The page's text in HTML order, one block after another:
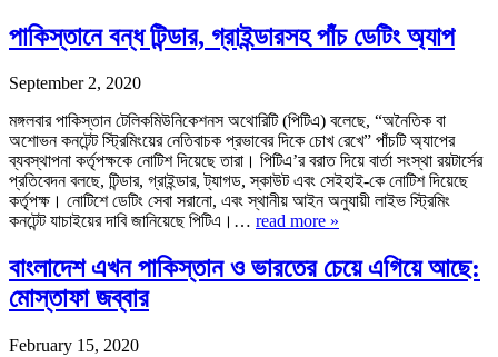
পাকিস্তানে বন্ধ টিন্ডার, গ্রাইন্ডারসহ পাঁচ ডেটিং অ্যাপ
September 2, 2020
মঙ্গলবার পাকিস্তান টেলিকমিউনিকেশনস অথোরিটি (পিটিএ) বলেছে, “অনৈতিক বা
অশোভন কনটেন্ট স্ট্রিমিংয়ের নেতিবাচক প্রভাবের দিকে চোখ রেখে” পাঁচটি অ্যাপের
ব্যবস্থাপনা কর্তৃপক্ষকে নোটিশ দিয়েছে তারা। পিটিএ’র বরাত দিয়ে বার্তা সংস্থা রয়টার্সের
প্রতিবেদন বলছে, টিন্ডার, গ্রাইন্ডার, ট্যাগড, স্কাউট এবং সেইহাই-কে নোটিশ দিয়েছে
কর্তৃপক্ষ। নোটিশে ডেটিং সেবা সরানো, এবং স্থানীয় আইন অনুযায়ী লাইভ স্ট্রিমিং
কনটেন্ট যাচাইয়ের দাবি জানিয়েছে পিটিএ।… read more »
বাংলাদেশ এখন পাকিস্তান ও ভারতের চেয়ে এগিয়ে আছে:
মোস্তাফা জব্বার
February 15, 2020